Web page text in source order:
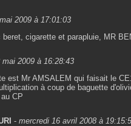
2009 à 17:01:03
cigarette et parapluie, MR
mai 2009 à 16:28:43
est Mr AMSALEM qui faisait le
à coup de baguette
CP
-mercredi 16 avril 2008 à